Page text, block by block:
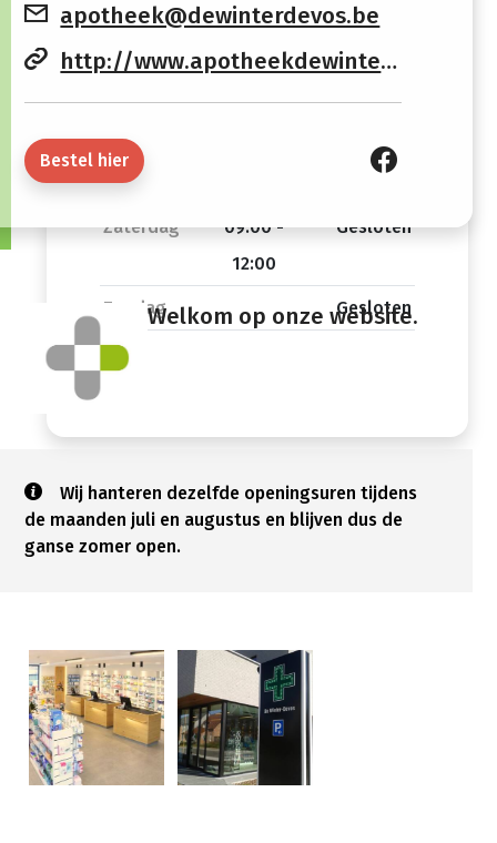
apotheek@dewinterdevos.be
http://www.apotheekdewinterdevos.be
Bestel hier
18:30
Donderdag 08:30 - 12:15
13:30 -
18:30
Vrijdag
13:30 -
Zaterdag
09:00 -
12:00
Gesloten
Zondag Gesloten
Welkom op onze website.
Wij hanteren dezelfde openingsuren tijdens
de maanden juli en augustus en blijven dus de
ganse zomer open.